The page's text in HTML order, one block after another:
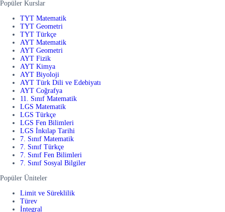
Popüler Kurslar
TYT Matematik
TYT Geometri
TYT Türkçe
AYT Matematik
AYT Geometri
AYT Fizik
AYT Kimya
AYT Biyoloji
AYT Türk Dili ve Edebiyatı
AYT Coğrafya
11. Sınıf Matematik
LGS Matematik
LGS Türkçe
LGS Fen Bilimleri
LGS İnkılap Tarihi
7. Sınıf Matematik
7. Sınıf Türkçe
7. Sınıf Fen Bilimleri
7. Sınıf Sosyal Bilgiler
Popüler Üniteler
Limit ve Süreklilik
Türev
İntegral